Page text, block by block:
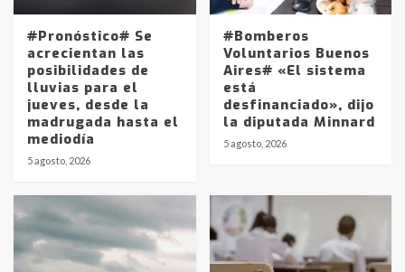
#Pronóstico# Se
acrecientan las
posibilidades de
lluvias para el
jueves, desde la
madrugada hasta el
mediodía
5 agosto, 2026
#Bomberos
Voluntarios Buenos
Aires# «El sistema
está
desfinanciado», dijo
la diputada Minnard
5 agosto, 2026
pampeanos que fueron
protagonistas del fatal accidente
en la mañana del lunes